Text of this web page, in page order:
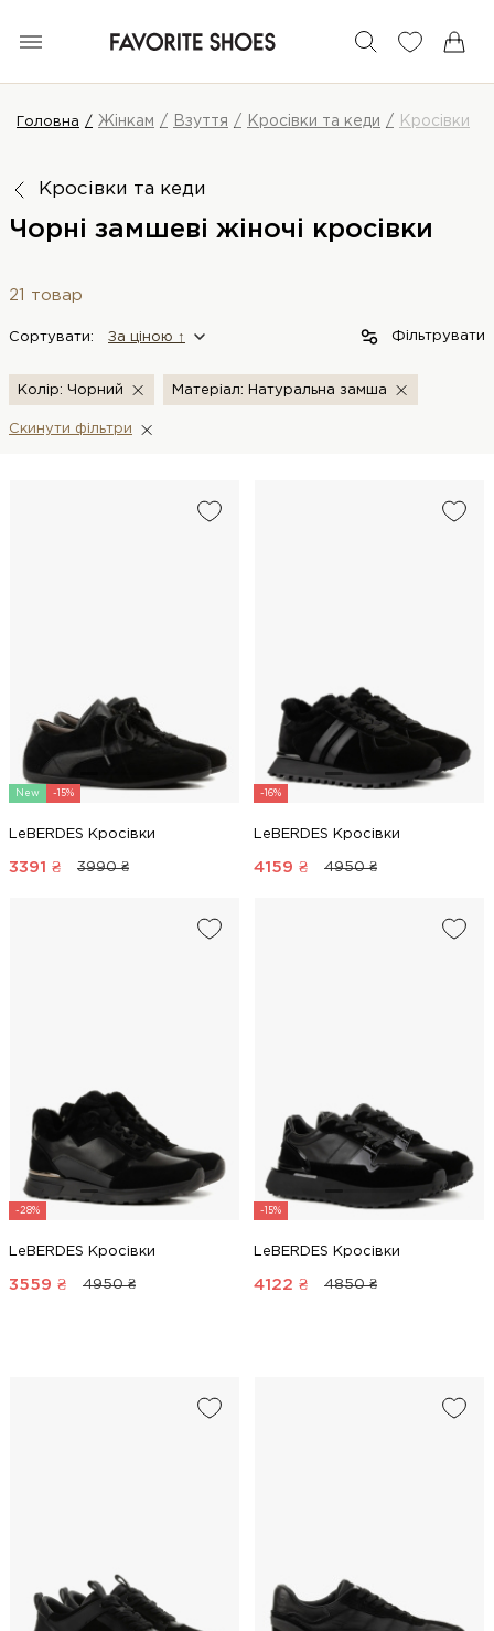
Головна Жінкам Взуття Кросівки та кеди Кросівки
Кросівки та кеди
Чорні замшеві жіночі кросівки
21 товар
Сортувати: За цiною ↑ Фільтрувати
Колір: Чорний Матеріал: Натуральна замша
Скинути фiльтри
New -15%
LeBERDES Кросівки
3391 ₴ 3990 ₴
-16%
LeBERDES Кросівки
4159 ₴ 4950 ₴
-28%
LeBERDES Кросівки
3559 ₴ 4950 ₴
-15%
LeBERDES Кросівки
4122 ₴ 4850 ₴